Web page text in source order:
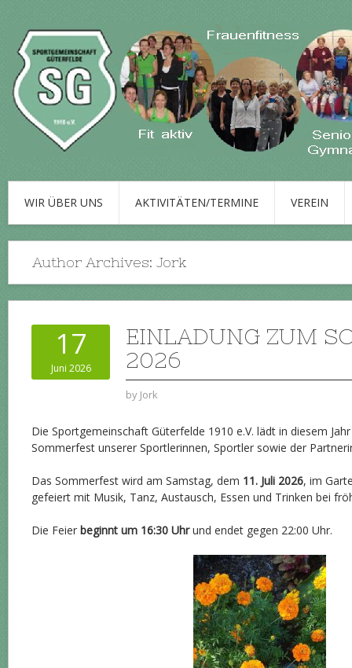
WIR ÜBER UNS AKTIVITÄTEN/TERMINE VEREIN
Author Archives: Jork
17
Juni 2026
EINLADUNG ZUM
2026
by Jork
Die Sportgemeinschaft Güterfelde 1910 e.V. lädt in diesem
Sommerfest unserer Sportlerinnen, Sportler sowie der
Das Sommerfest wird am Samstag, dem 11. Juli 2026, im
gefeiert mit Musik, Tanz, Austausch, Essen und Trinken bei
Die Feier beginnt um 16:30 Uhrund endet gegen 22:00 Uhr.